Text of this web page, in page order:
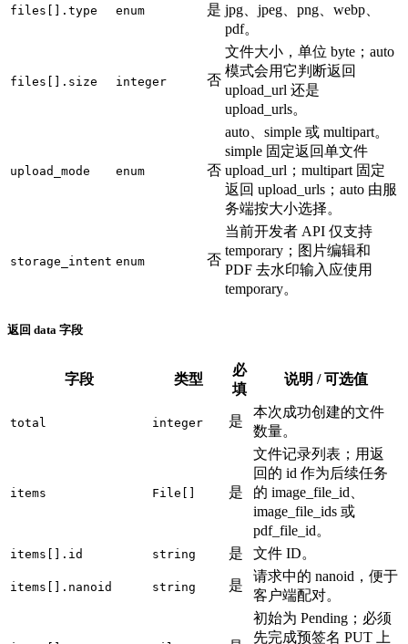
files[].type enum 是 jpg、jpeg、png、webp、
pdf。
files[].size integer 否
文件大小，单位 byte；auto
模式会用它判断返回
upload_url 还是
upload_urls。
upload_mode enum 否
auto、simple 或 multipart。
simple 固定返回单文件
upload_url；multipart 固定
返回 upload_urls；auto 由服
务端按大小选择。
storage_intent enum 否
当前开发者 API 仅支持
temporary；图片编辑和
PDF 去水印输入应使用
temporary。
返回 data 字段
字段 类型
必
填
说明 / 可选值
total integer 是
本次成功创建的文件
数量。
items File[] 是
文件记录列表；用返
回的 id 作为后续任务
的 image_file_id、
image_file_ids 或
pdf_file_id。
items[].id string 是 文件 ID。
items[].nanoid string 是
请求中的 nanoid，便于
客户端配对。
初始为 Pending；必须
先完成预签名 PUT 上